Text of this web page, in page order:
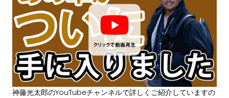
神藤光太郎のYouTubeチャンネルで詳しくご紹介していますの